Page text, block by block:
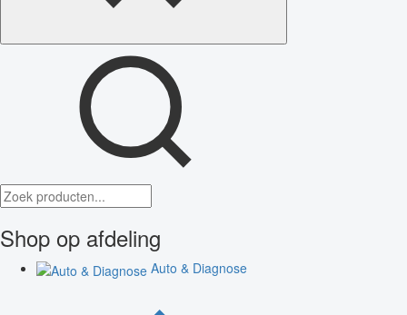
Shop op afdeling
Auto & Diagnose